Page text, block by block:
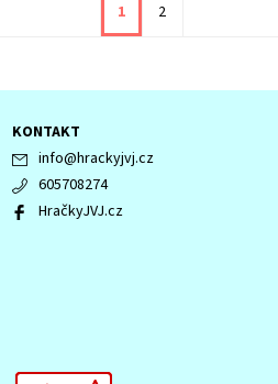
1 2
KONTAKT
info@hrackyjvj.cz
605708274
HračkyJVJ.cz